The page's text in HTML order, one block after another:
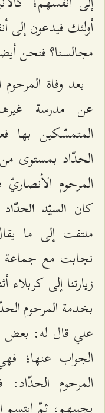
أولئك فيدعون إلى
مجالسنا؟ فنحن
بعد وفاة
عن مدرسة
المتمسّكين بها
الحدّاد بمستوى
المرحوم
كان السيّد الحدّاد
ملتفت إلى ما
نجابت مع جماعة
زيارتنا إلى
بخدمة المرحوم
علي قال له: بعض
الجواب عنها؛
المرحوم
يجيبهم، ثمّ ابتسم